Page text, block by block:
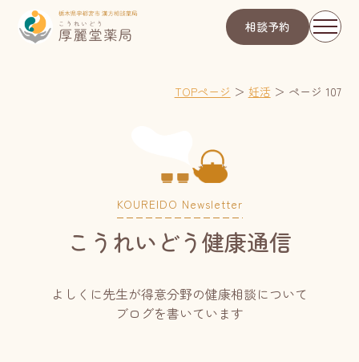
相談予約
TOPページ ＞ 妊活＞ ページ 107
KOUREIDO Newsletter
こうれいどう健康通信
よしくに先生が得意分野の健康相談について
ブログを書いています